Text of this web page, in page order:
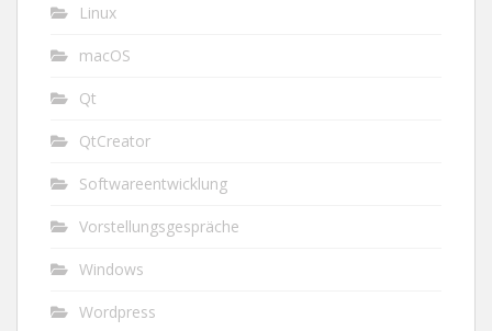
Linux
macOS
Qt
QtCreator
Softwareentwicklung
Vorstellungsgespräche
Windows
Wordpress